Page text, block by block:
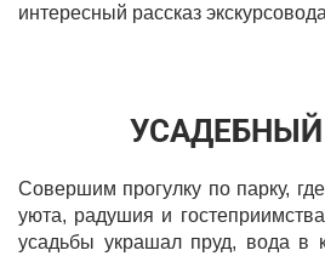
интересный рассказ
Совершим прогулку по парку,
уюта, радушия и
усадьбы украшал пруд, вода в